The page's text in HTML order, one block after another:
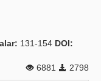
131-154 DOI:
6881
2798